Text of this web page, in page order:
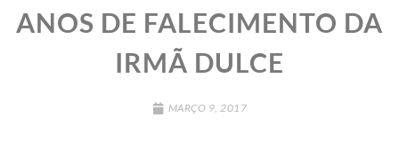
ANOS DE FALECIMENTO DA
IRMÃ DULCE
MARÇO 9, 2017